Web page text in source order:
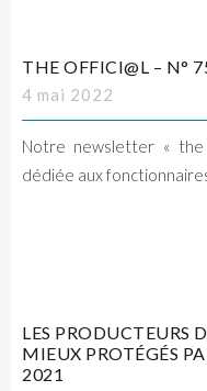
THE OFFICI@L – N°
4 mai 2022
Notre newsletter « the
dédiée aux
LES PRODUCTEURS
MIEUX PROTÉGÉS
2021